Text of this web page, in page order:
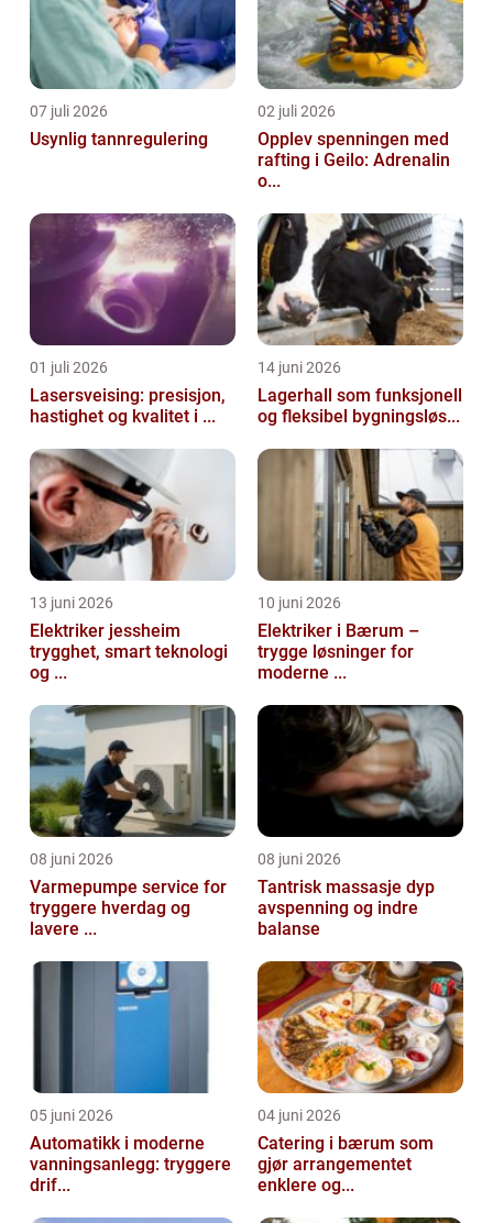
07 juli 2026
Usynlig tannregulering
02 juli 2026
Opplev spenningen med
rafting i Geilo: Adrenalin
o...
01 juli 2026
Lasersveising: presisjon,
hastighet og kvalitet i ...
14 juni 2026
Lagerhall som funksjonell
og fleksibel bygningsløs...
13 juni 2026
Elektriker jessheim
trygghet, smart teknologi
og ...
10 juni 2026
Elektriker i Bærum –
trygge løsninger for
moderne ...
08 juni 2026
Varmepumpe service for
tryggere hverdag og
lavere ...
08 juni 2026
Tantrisk massasje dyp
avspenning og indre
balanse
05 juni 2026
Automatikk i moderne
vanningsanlegg: tryggere
drif...
04 juni 2026
Catering i bærum som
gjør arrangementet
enklere og...